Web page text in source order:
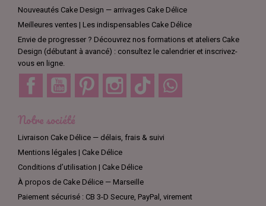
Nouveautés Cake Design — arrivages Cake Délice
Meilleures ventes | Les indispensables Cake Délice
Envie de progresser ? Découvrez nos formations et ateliers Cake
Design (débutant à avancé) : consultez le calendrier et inscrivez-
vous en ligne.
Facebook YouTube Pinterest Instagram TikTok
Notre société
Livraison Cake Délice — délais, frais & suivi
Mentions légales | Cake Délice
Conditions d’utilisation | Cake Délice
À propos de Cake Délice — Marseille
Paiement sécurisé : CB 3-D Secure, PayPal, virement